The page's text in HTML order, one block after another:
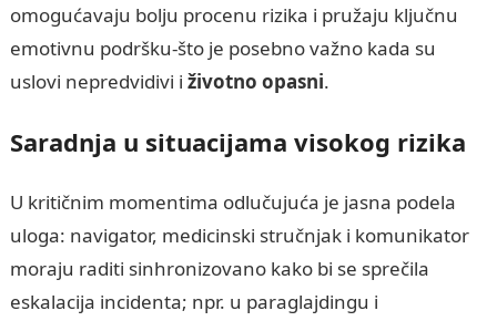
omogućavaju bolju procenu rizika i pružaju ključnu
emotivnu podršku-što je posebno važno kada su
uslovi nepredvidivi i životno opasni.
Saradnja u situacijama visokog rizika
U kritičnim momentima odlučujuća je jasna podela
uloga: navigator, medicinski stručnjak i komunikator
moraju raditi sinhronizovano kako bi se sprečila
eskalacija incidenta; npr. u paraglajdingu i